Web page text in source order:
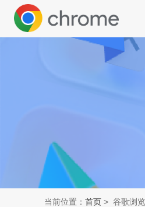
当前位置： 首页 > 谷歌浏